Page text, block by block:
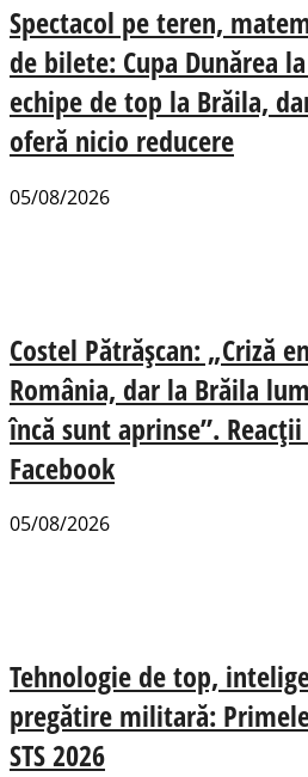
Spectacol pe teren,
de bilete: Cupa Dunărea
echipe de top la Brăila,
oferă nicio reducere
05/08/2026
Costel Pătrășcan: „Criză
România, dar la Brăila
încă sunt aprinse”.
Facebook
05/08/2026
Tehnologie de top,
pregătire militară:
STS 2026